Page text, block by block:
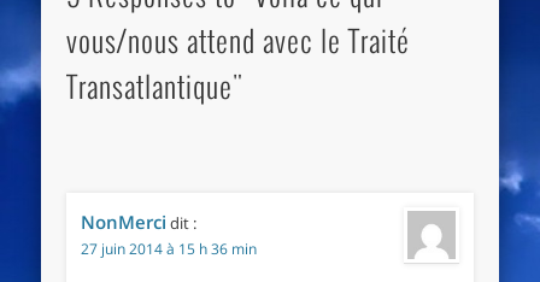
vous/nous attend avec le Traité
Transatlantique"
NonMerci dit :
27 juin 2014 à 15 h 36 min